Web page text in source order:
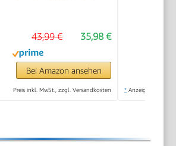
35,98 €
43,99 €
Bei Amazon ansehen
Preis inkl. MwSt., zzgl. Versandkosten * Anzeige